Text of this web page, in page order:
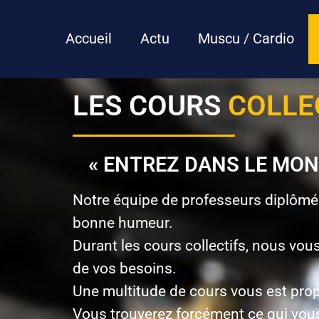
Accueil Actu Muscu / Cardio
LES COURS
« ENTREZ DANS LE
Notre équipe de professeurs
bonne humeur.
Durant les cours collectifs, nous
de vos besoins.
Une multitude de cours vous est
Vous trouverez forcément ce qui